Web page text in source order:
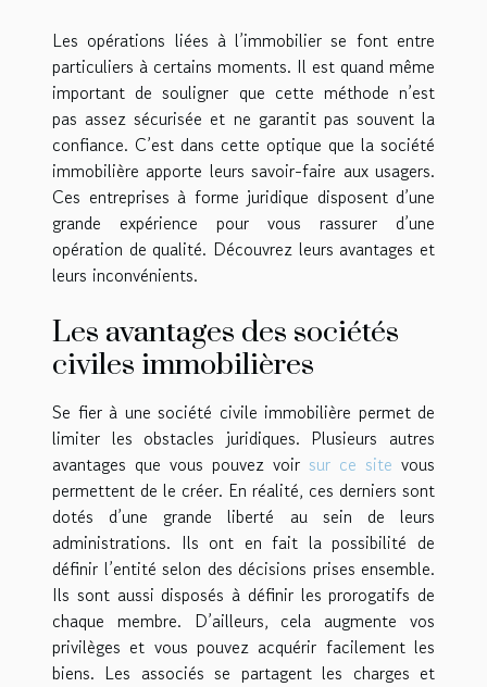
Les opérations liées à l’immobilier se font entre
particuliers à certains moments. Il est quand même
important de souligner que cette méthode n’est
pas assez sécurisée et ne garantit pas souvent la
confiance. C’est dans cette optique que la société
immobilière apporte leurs savoir-faire aux usagers.
Ces entreprises à forme juridique disposent d’une
grande expérience pour vous rassurer d’une
opération de qualité. Découvrez leurs avantages et
leurs inconvénients.
Les avantages des sociétés
civiles immobilières
Se fier à une société civile immobilière permet de
limiter les obstacles juridiques. Plusieurs autres
avantages que vous pouvez voir sur ce site vous
permettent de le créer. En réalité, ces derniers sont
dotés d’une grande liberté au sein de leurs
administrations. Ils ont en fait la possibilité de
définir l’entité selon des décisions prises ensemble.
Ils sont aussi disposés à définir les prorogatifs de
chaque membre. D’ailleurs, cela augmente vos
privilèges et vous pouvez acquérir facilement les
biens. Les associés se partagent les charges et